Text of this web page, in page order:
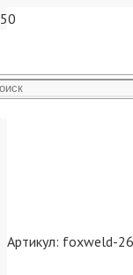
Артикул: foxweld-